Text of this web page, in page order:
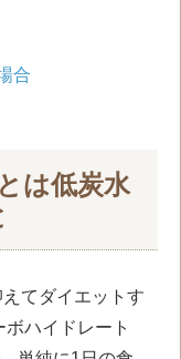
合
は低炭水
てダイエットす
ハイドレート